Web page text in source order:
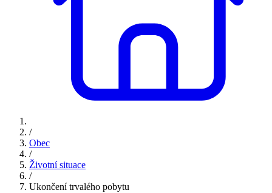
/
Obec
/
Životní situace
/
Ukončení trvalého pobytu